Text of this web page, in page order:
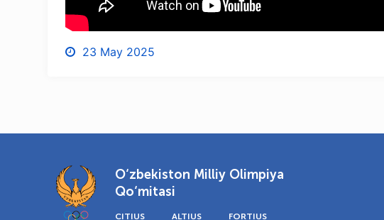
23 May 2025
O‘zbekiston Milliy Olimpiya
Qo‘mitasi
CITIUS ALTIUS FORTIUS